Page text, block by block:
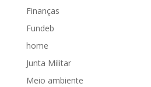
Finanças
Fundeb
home
Junta Militar
Meio ambiente